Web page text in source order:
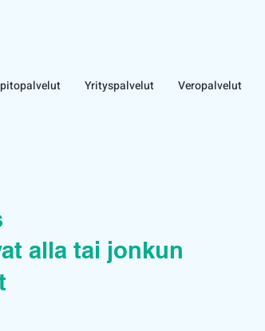
Yrityspalvelut Veropalvelut
alla tai jonkun